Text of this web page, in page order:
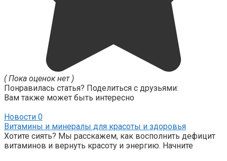
( Пока оценок нет )
Понравилась статья? Поделиться с друзьями:
Вам также может быть интересно
Новости 0
Витамины и минералы для красоты и здоровья
Хотите сиять? Мы расскажем, как восполнить дефицит
витаминов и вернуть красоту и энергию. Начните